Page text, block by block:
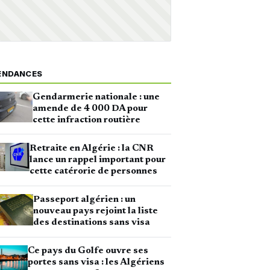
Gendarmerie nationale : une
amende de 4 000 DA pour
cette infraction routière
Retraite en Algérie : la CNR
lance un rappel important pour
cette catérorie de personnes
Passeport algérien : un
nouveau pays rejoint la liste
des destinations sans visa
Ce pays du Golfe ouvre ses
portes sans visa : les Algériens